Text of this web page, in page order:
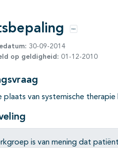
richtlijn
Opties
30-09-2014
op geldigheid: 01-12-2010
plaats van systemische
is van mening dat